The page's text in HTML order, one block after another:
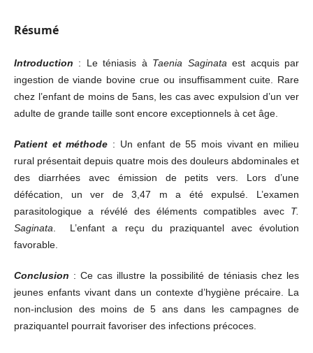
Résumé
Introduction : Le téniasis à Taenia Saginata est acquis par
ingestion de viande bovine crue ou insuffisamment cuite. Rare
chez l’enfant de moins de 5ans, les cas avec expulsion d’un ver
adulte de grande taille sont encore exceptionnels à cet âge.
Patient et méthode : Un enfant de 55 mois vivant en milieu
rural présentait depuis quatre mois des douleurs abdominales et
des diarrhées avec émission de petits vers. Lors d’une
défécation, un ver de 3,47 m a été expulsé. L’examen
parasitologique a révélé des éléments compatibles avec T.
Saginata . L’enfant a reçu du praziquantel avec évolution
favorable.
Conclusion : Ce cas illustre la possibilité de téniasis chez les
jeunes enfants vivant dans un contexte d’hygiène précaire. La
non-inclusion des moins de 5 ans dans les campagnes de
praziquantel pourrait favoriser des infections précoces.